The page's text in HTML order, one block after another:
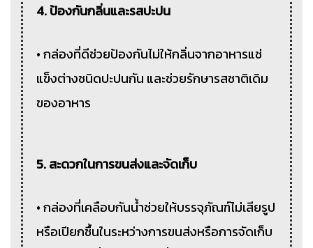
4. ป้องกันกลิ่นและรสปะปน
• กล่องที่ดีช่วยป้องกันไม่ให้กลิ่นจากอาหารแช่
แข็งต่างชนิดปะปนกัน และช่วยรักษารสชาติเดิม
ของอาหาร
5. สะดวกในการขนส่งและจัดเก็บ
• กล่องที่เคลือบกันน้ำช่วยให้บรรจุภัณฑ์ไม่เสียรูป
หรือเปียกชื้นในระหว่างการขนส่งหรือการจัดเก็บ